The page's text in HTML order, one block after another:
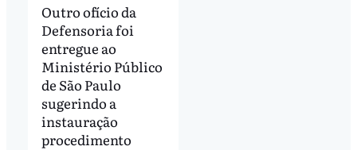
Outro ofício da
Defensoria foi
entregue ao
Ministério Público
de São Paulo
sugerindo a
instauração
procedimento